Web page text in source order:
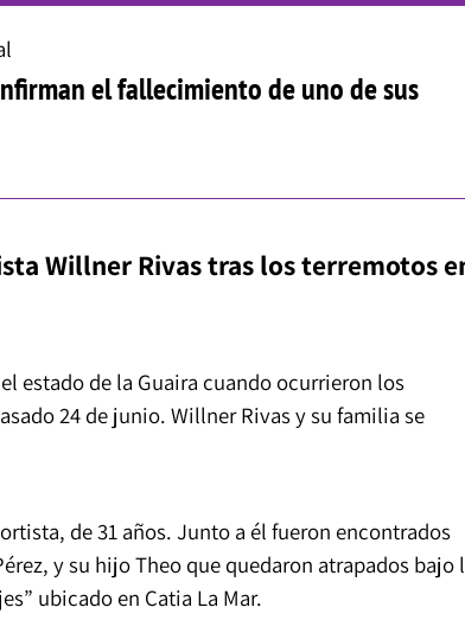
el fallecimiento de uno de sus
Willner Rivas tras los terremotos
estado de la Guaira cuando ocurrieron los
24 de junio. Willner Rivas y su familia se
de 31 años. Junto a él fueron encontrados
y su hijo Theo que quedaron atrapados bajo
ubicado en Catia La Mar.